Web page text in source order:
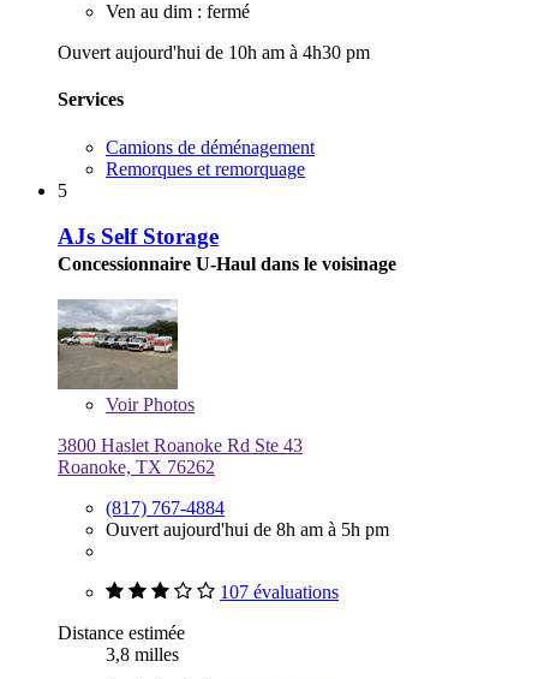
Ven au dim : fermé
Ouvert aujourd'hui de 10h am à 4h30 pm
Services
Camions de déménagement
Remorques et remorquage
5
AJs Self Storage
Concessionnaire U-Haul dans le voisinage
VoirPhotos
3800 Haslet Roanoke Rd Ste 43
Roanoke, TX 76262
(817) 767-4884
Ouvert aujourd'hui de 8h am à 5h pm
107 évaluations
Distance estimée
3,8 milles